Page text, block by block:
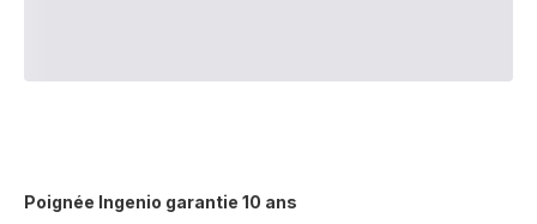
Poignée Ingenio garantie 10 ans